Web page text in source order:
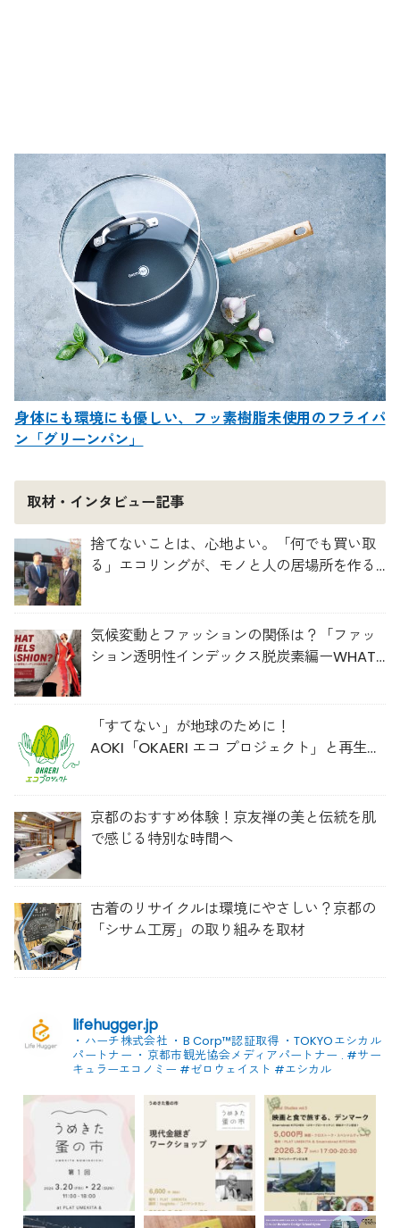
身体にも環境にも優しい、フッ素樹脂未使用のフライパ
ン「グリーンパン」
取材・インタビュー記事
捨てないことは、心地よい。「何でも買い取
る」エコリングが、モノと人の居場所を作る
気候変動とファッションの関係は？「ファッ
ション透明性インデックス脱炭素編ーWHAT
「すてない」が地球のために！
AOKI「OKAERI エコ プロジェクト」と再生ウ
京都のおすすめ体験！京友禅の美と伝統を肌
で感じる特別な時間へ
古着のリサイクルは環境にやさしい？京都の
「シサム工房」の取り組みを取材
lifehugger.jp
・ハーチ株式会社 ・B Corp™認証取得 ・TOKYOエシカル
パートナー ・京都市観光協会メディアパートナー . #サー
キュラーエコノミー #ゼロウェイスト #エシカル